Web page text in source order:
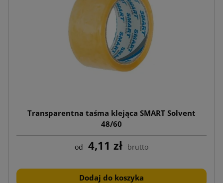
Transparentna taśma klejąca SMART Solvent
48/60
od 4,11 zł brutto
Dodaj do koszyka